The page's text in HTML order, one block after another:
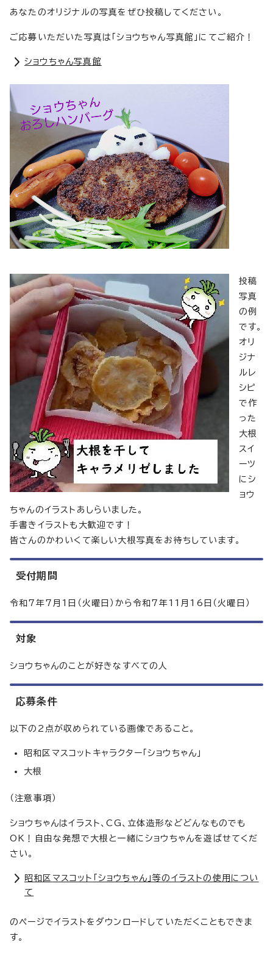
あなたのオリジナルの写真をぜひ投稿してください。
ご応募いただいた写真は「ショウちゃん写真館」にてご紹介！
ショウちゃん写真館
投稿
写真
の例
です。
オリ
ジナ
ルレ
シピ
で作
った
大根
スイ
ーツ
にシ
ョウ
ちゃんのイラストあしらいました。
手書きイラストも大歓迎です！
皆さんのかわいくて楽しい大根写真をお待ちしています。
受付期間
令和7年7月1日（火曜日）から令和7年11月16日（火曜日）
対象
ショウちゃんのことが好きなすべての人
応募条件
以下の2点が収められている画像であること。
昭和区マスコットキャラクター「ショウちゃん」
大根
（注意事項）
ショウちゃんはイラスト、CG、立体造形などどんなものでも
OK！自由な発想で大根と一緒にショウちゃんを遊ばせてくだ
さい。
昭和区マスコット「ショウちゃん」等のイラストの使用につい
て
のページでイラストをダウンロードしていただくこともできま
す。